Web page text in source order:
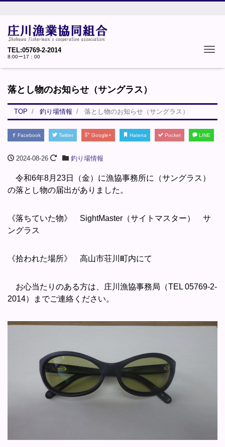
TEL:05769-2-2014
8:00ー17：00
落とし物のお知らせ（サングラス）
TOP 釣り場情報 落とし物のお知らせ（サングラス）
Facebook Twitter Google+ Hatena Pocket LINE
2024-08-26 釣り場情報
令和6年8月23日（金）に漁協事務所に（サングラス）
の落とし物の届出がありました。
《落ちていた物》 SightMaster（サイトマスター） サ
ングラス
《拾われた場所》 高山市荘川町内にて
お心当たりのある方は、庄川漁協事務局（TEL 05769-2-
2014）までご連絡ください。